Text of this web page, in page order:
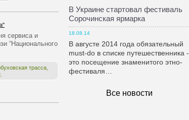
сервиса и
“Национального
трасса,
В Украине стартовал фестиваль
Сорочинская ярмарка
18.08.14
В августе 2014 года обязательный
must-do в списке путешественника -
это посещение знаменитого этно-
фестиваля…
Все новости